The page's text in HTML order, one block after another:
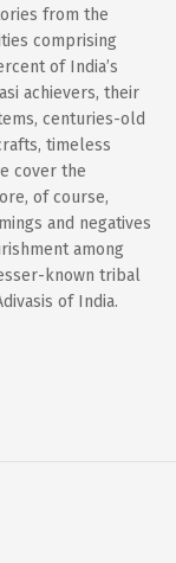
from the
comprising
of India’s
achievers, their
centuries-old
timeless
cover the
of course,
and negatives
among
known tribal
of India.